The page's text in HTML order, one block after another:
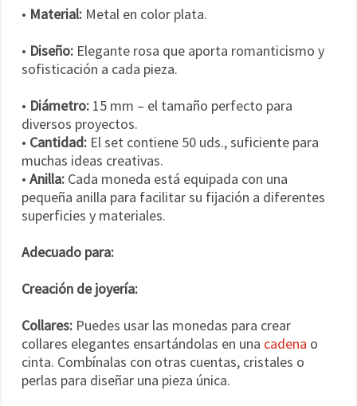
• Material: Metal en color plata.
• Diseño: Elegante rosa que aporta romanticismo y
sofisticación a cada pieza.
• Diámetro: 15 mm – el tamaño perfecto para
diversos proyectos.
• Cantidad: El set contiene 50 uds., suficiente para
muchas ideas creativas.
• Anilla: Cada moneda está equipada con una
pequeña anilla para facilitar su fijación a diferentes
superficies y materiales.
Adecuado para:
Creación de joyería:
Collares: Puedes usar las monedas para crear
collares elegantes ensartándolas en una cadena o
cinta. Combínalas con otras cuentas, cristales o
perlas para diseñar una pieza única.